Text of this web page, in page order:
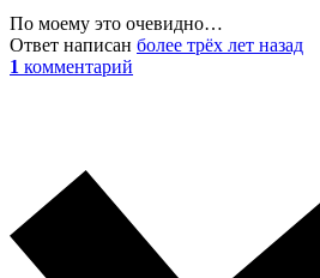
По моему это очевидно…
Ответ написан более трёх лет назад
1 комментарий